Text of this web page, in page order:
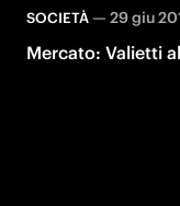
SOCIETÀ— 29 giu
Mercato: Valietti